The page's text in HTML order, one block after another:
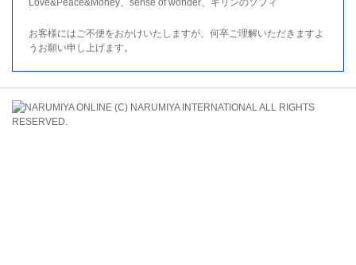
お客様にはご不便をおかけいたしますが、何卒ご理解いただきますよ
うお願い申し上げます。